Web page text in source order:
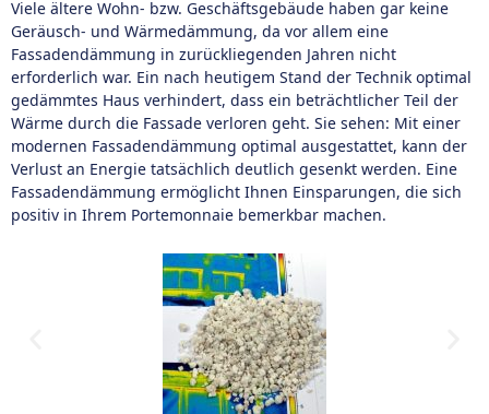
Viele ältere Wohn- bzw. Geschäftsgebäude haben gar keine
Geräusch- und Wärmedämmung, da vor allem eine
Fassadendämmung in zurückliegenden Jahren nicht
erforderlich war. Ein nach heutigem Stand der Technik optimal
gedämmtes Haus verhindert, dass ein beträchtlicher Teil der
Wärme durch die Fassade verloren geht. Sie sehen: Mit einer
modernen Fassadendämmung optimal ausgestattet, kann der
Verlust an Energie tatsächlich deutlich gesenkt werden. Eine
Fassadendämmung ermöglicht Ihnen Einsparungen, die sich
positiv in Ihrem Portemonnaie bemerkbar machen.